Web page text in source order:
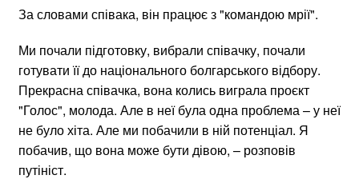
За словами співака, він працює з "командою мрії".
Ми почали підготовку, вибрали співачку, почали
готувати її до національного болгарського відбору.
Прекрасна співачка, вона колись виграла проєкт
"Голос", молода. Але в неї була одна проблема – у неї
не було хіта. Але ми побачили в ній потенціал. Я
побачив, що вона може бути дівою, – розповів
путініст.